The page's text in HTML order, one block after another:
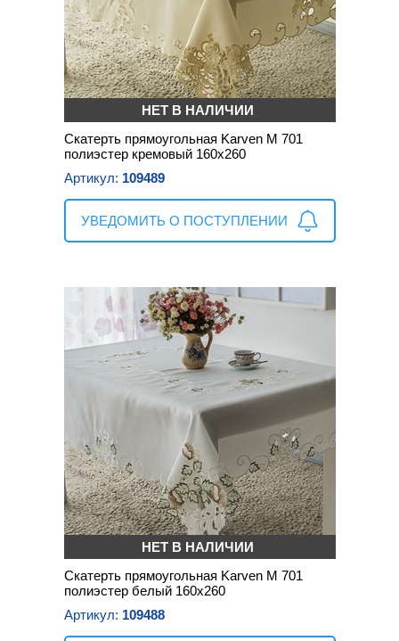
НЕТ В НАЛИЧИИ
Скатерть прямоугольная Karven М 701
полиэстер кремовый 160х260
Артикул: 109489
УВЕДОМИТЬ О ПОСТУПЛЕНИИ
НЕТ В НАЛИЧИИ
Скатерть прямоугольная Karven М 701
полиэстер белый 160х260
Артикул: 109488